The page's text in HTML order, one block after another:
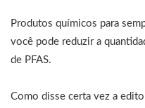
Produtos químicos para
você pode reduzir a
de PFAS.
Como disse certa vez a